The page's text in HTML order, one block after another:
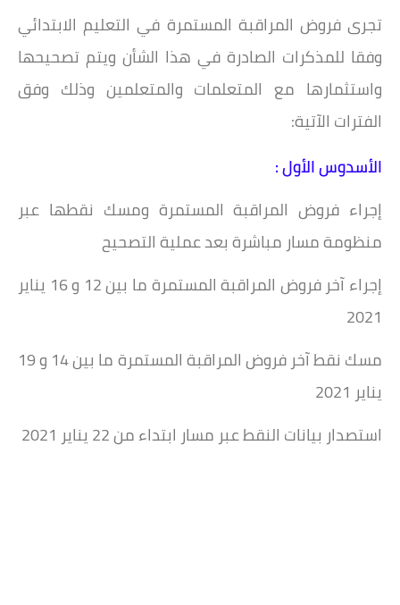
تجرى فروض المراقبة المستمرة في التعليم الابتدائي
وفقا للمذكرات الصادرة في هذا الشأن ويتم تصحيحها
واستثمارها مع المتعلمات والمتعلمين وذلك وفق
الفترات الآتية:
الأسدوس الأول :
إجراء فروض المراقبة المستمرة ومسك نقطها عبر
منظومة مسار مباشرة بعد عملية التصحيح
إجراء آخر فروض المراقبة المستمرة ما بين 12 و 16 يناير
2021
مسك نقط آخر فروض المراقبة المستمرة ما بين 14 و 19
يناير 2021
استصدار بيانات النقط عبر مسار ابتداء من 22 يناير 2021